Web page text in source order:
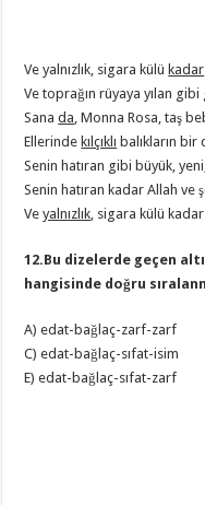
Ve yalnızlık, sigara külü kadar
Ve toprağın rüyaya yılan gibi
Sanada, Monna Rosa, taş
Ellerinde kılçıklı balıkların bir
Senin hatıran gibi büyük,
Senin hatıran kadar Allah ve
Veyalnızlık, sigara külü kadar
12.Bu dizelerde geçen
hangisinde doğru
A) edat-bağlaç-zarf-zarf
C) edat-bağlaç-sıfat-isim
E) edat-bağlaç-sıfat-zarf